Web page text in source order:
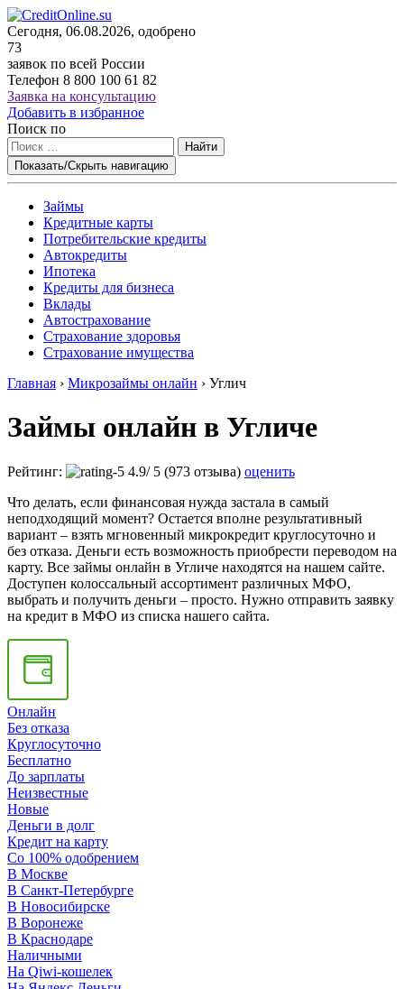
Сегодня, 06.08.2026, одобрено
73
заявок по всей России
Телефон 8 800 100 61 82
Заявка на консультацию
Добавить в избранное
Поиск по
Найти
Показать/Скрыть навигацию
Займы
Кредитные карты
Потребительские кредиты
Автокредиты
Ипотека
Кредиты для бизнеса
Вклады
Автострахование
Страхование здоровья
Страхование имущества
Главная › Микрозаймы онлайн › Углич
Займы онлайн в Угличе
Рейтинг: 4.9/ 5 (973 отзыва) оценить
Что делать, если финансовая нужда застала в самый
неподходящий момент? Остается вполне результативный
вариант – взять мгновенный микрокредит круглосуточно и
без отказа. Деньги есть возможность приобрести переводом на
карту. Все займы онлайн в Угличе находятся на нашем сайте.
Доступен колоссальный ассортимент различных МФО,
выбрать и получить деньги – просто. Нужно отправить заявку
на кредит в МФО из списка нашего сайта.
Онлайн
Без отказа
Круглосуточно
Бесплатно
До зарплаты
Неизвестные
Новые
Деньги в долг
Кредит на карту
Со 100% одобрением
В Москве
В Санкт-Петербурге
В Новосибирске
В Воронеже
В Краснодаре
Наличными
На Qiwi-кошелек